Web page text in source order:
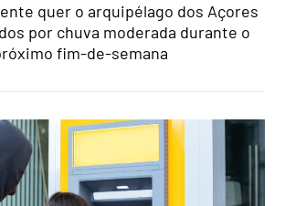
quer o arquipélago dos Açores
por chuva moderada durante o
fim-de-semana